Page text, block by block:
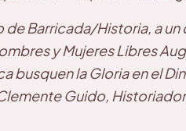
de Barricada/Historia, a
y Mujeres Libres
busquen la Gloria en el
Guido,